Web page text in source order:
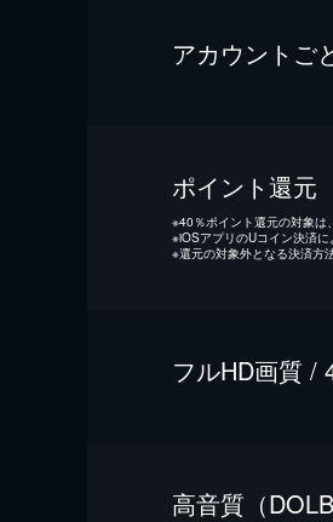
アカウントご
ポイント還元
※40％ポイント還元の対象は
※iOSアプリのUコイン決済
※還元の対象外となる決済方
フルHD画質 /
⾼⾳質（